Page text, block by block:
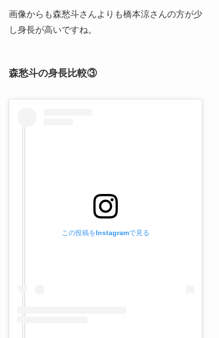
画像からも森愁斗さんよりも橋本涼さんの方が少
し身長が高いですね。
森愁斗の身長比較③
この投稿をInstagramで見る